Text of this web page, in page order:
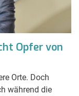
Opfer von
Orte. Doch
während die